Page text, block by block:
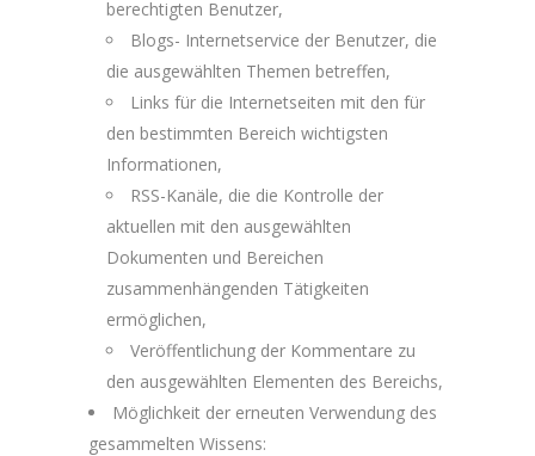
berechtigten Benutzer,
Blogs- Internetservice der Benutzer, die
die ausgewählten Themen betreffen,
Links für die Internetseiten mit den für
den bestimmten Bereich wichtigsten
Informationen,
RSS-Kanäle, die die Kontrolle der
aktuellen mit den ausgewählten
Dokumenten und Bereichen
zusammenhängenden Tätigkeiten
ermöglichen,
Veröffentlichung der Kommentare zu
den ausgewählten Elementen des Bereichs,
Möglichkeit der erneuten Verwendung des
gesammelten Wissens: